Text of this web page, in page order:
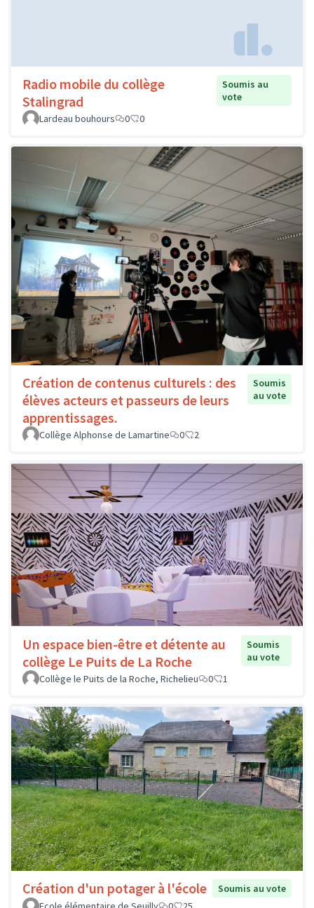
Radio mobile du collège
Stalingrad
Soumis au
vote
Lardeau bouhours
0 0
Création de contenus culturels : des
élèves acteurs et passeurs de leurs
apprentissages.
Soumis
au vote
Collège Alphonse de Lamartine 0 2
Un espace bien-être et détente au
collège Le Puits de La Roche
Soumis
au vote
Collège le Puits de la Roche, Richelieu
0 1
Création d'un potager à l'école
Soumis au vote